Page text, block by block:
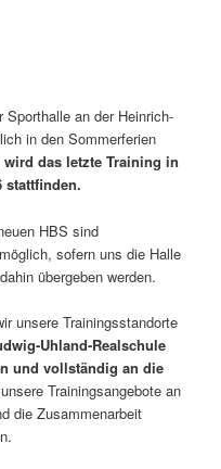
Sporthalle an der Heinrich-
in den Sommerferien
das letzte Training in
stattfinden.
HBS sind
möglich, sofern uns die Halle
übergeben werden.
unsere Trainingsstandorte
Uhland-Realschule
und vollständig an die
Trainingsangebote an
die Zusammenarbeit